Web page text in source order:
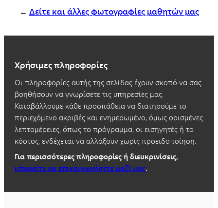
← Δείτε και άλλες φωτογραφίες μαθητών μας
Χρήσιμες πληροφορίες
Οι πληροφορίες αυτής της σελίδας έχουν σκοπό να σας
βοηθήσουν να γνωρίσετε τις υπηρεσίες μας.
Καταβάλλουμε κάθε προσπάθεια να διατηρούμε το
περιεχόμενο ακριβές και ενημερωμένο, όμως ορισμένες
λεπτομέρειες, όπως το πρόγραμμα, οι εισηγητές ή το
κόστος, ενδέχεται να αλλάξουν χωρίς προειδοποίηση.
Για περισσότερες πληροφορίες ή διευκρινίσεις,
μπορείτε να επικοινωνήσετε μαζί μας.